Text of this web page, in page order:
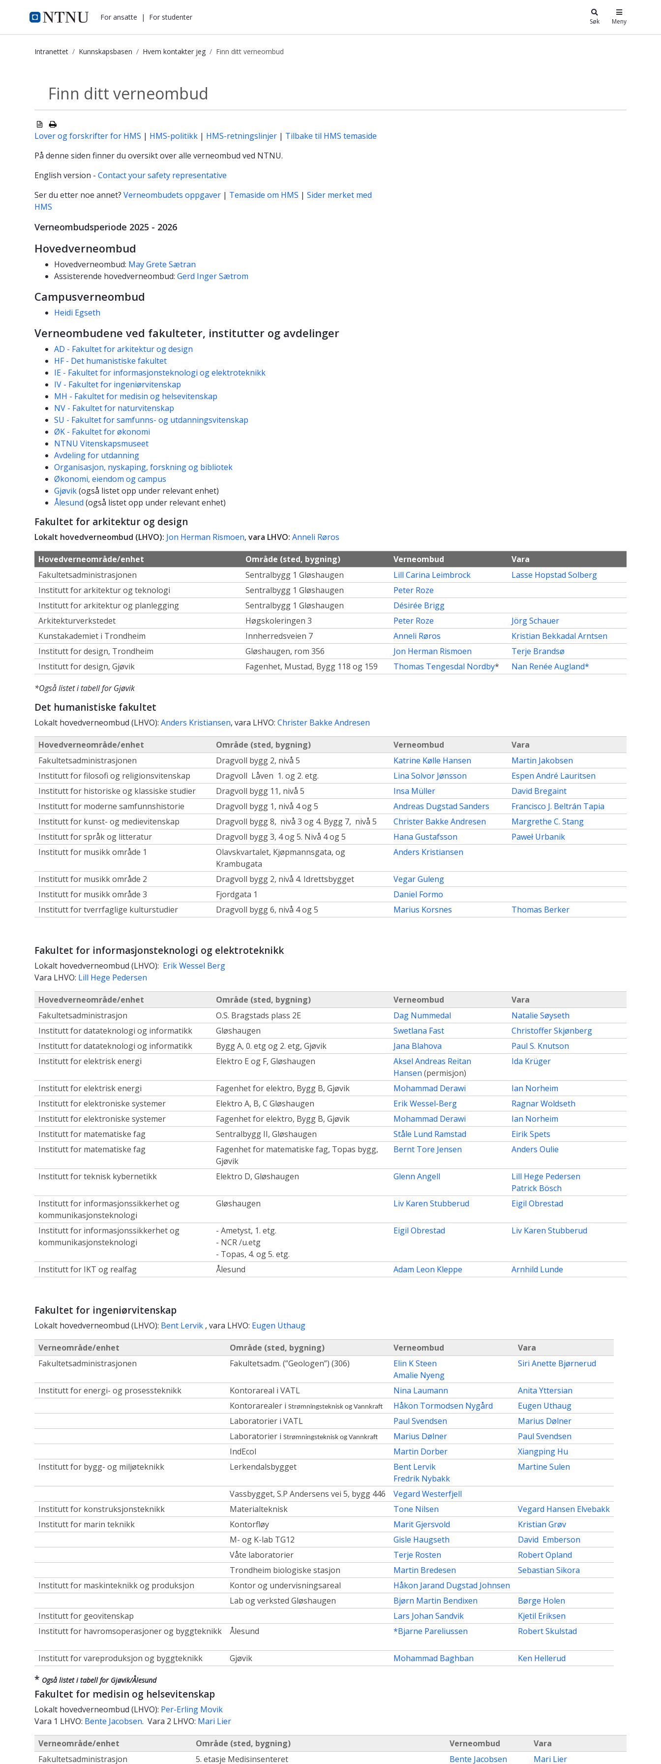
i.ntnu.no For ansatte | For studenter Søk Meny
Intranettet Kunnskapsbasen Hvem kontakter jeg Finn ditt verneombud
Hvem kontakter jeg
Finn ditt verneombud
Lover og forskrifter for HMS | HMS-politikk | HMS-retningslinjer | Tilbake til HMS temaside
På denne siden finner du oversikt over alle verneombud ved NTNU.
English version - Contact your safety representative
Ser du etter noe annet? Verneombudets oppgaver | Temaside om HMS | Sider merket med
HMS
Verneombudsperiode 2025 - 2026
Hovedverneombud
Hovedverneombud: May Grete Sætran
Assisterende hovedverneombud: Gerd Inger Sætrom
Campusverneombud
Heidi Egseth
Verneombudene ved fakulteter, institutter og avdelinger
AD - Fakultet for arkitektur og design
HF - Det humanistiske fakultet
IE - Fakultet for informasjonsteknologi og elektroteknikk
IV - Fakultet for ingeniørvitenskap
MH - Fakultet for medisin og helsevitenskap
NV - Fakultet for naturvitenskap
SU - Fakultet for samfunns- og utdanningsvitenskap
ØK - Fakultet for økonomi
NTNU Vitenskapsmuseet
Avdeling for utdanning
Organisasjon, nyskaping, forskning og bibliotek
Økonomi, eiendom og campus
Gjøvik(også listet opp under relevant enhet)
Ålesund (også listet opp under relevant enhet)
Fakultet for arkitektur og design
Lokalt hovedverneombud (LHVO): Jon Herman Rismoen, vara LHVO: Anneli Røros
Hovedverneområde/enhet Område (sted, bygning) Verneombud
Vara
Fakultetsadministrasjonen
Sentralbygg 1 Gløshaugen Lill Carina Leimbrock
Lasse Hopstad Solberg
Institutt for arkitektur og teknologi
Sentralbygg 1 Gløshaugen
Peter Roze
Institutt for arkitektur og planlegging
Sentralbygg 1 Gløshaugen
Désirée Brigg
Arkitekturverkstedet
Høgskoleringen 3 Peter Roze
Jörg Schauer
Kunstakademiet i Trondheim
Innherredsveien 7 Anneli Røros
Kristian Bekkadal Arntsen
Institutt for design, Trondheim
Gløshaugen, rom 356 Jon Herman Rismoen
Terje Brandsø
Institutt for design, Gjøvik
Fagenhet, Mustad, Bygg 118 og 159 Thomas Tengesdal Nordby*
Nan Renée Augland*
*Også listet i tabell for Gjøvik
Det humanistiske fakultet
Lokalt hovedverneombud (LHVO): Anders Kristiansen, vara LHVO: Christer Bakke Andresen
Hovedverneområde/enhet Område (sted, bygning) Verneombud
Vara
Fakultetsadministrasjonen
Dragvoll bygg 2, nivå 5 Katrine Kølle Hansen
Martin Jakobsen
Institutt for filosofi og religionsvitenskap
Dragvoll Låven 1. og 2. etg. Lina Solvor Jønsson
Espen André Lauritsen
Institutt for historiske og klassiske studier
Dragvoll bygg 11, nivå 5 Insa Müller
David Bregaint
Institutt for moderne samfunnshistorie
Dragvoll bygg 1, nivå 4 og 5 Andreas Dugstad Sanders
Francisco J. Beltrán Tapia
Institutt for kunst- og medievitenskap
Dragvoll bygg 8, nivå 3 og 4. Bygg 7, nivå 5 Christer Bakke Andresen
Margrethe C. Stang
Institutt for språk og litteratur
Dragvoll bygg 3, 4 og 5. Nivå 4 og 5 Hana Gustafsson
Paweł Urbanik
Institutt for musikk område 1
Olavskvartalet, Kjøpmannsgata, og
Krambugata
Anders Kristiansen
Institutt for musikk område 2 Dragvoll bygg 2, nivå 4. Idrettsbygget
Vegar Guleng
Institutt for musikk område 3
Fjordgata 1
Daniel Formo
Institutt for tverrfaglige kulturstudier
Dragvoll bygg 6, nivå 4 og 5 Marius Korsnes Thomas Berker
Fakultet for informasjonsteknologi og elektroteknikk
Lokalt hovedverneombud (LHVO): Erik Wessel Berg
Vara LHVO: Lill Hege Pedersen
Hovedverneområde/enhet Område (sted, bygning) Verneombud
Vara
Fakultetsadministrasjon
O.S. Bragstads plass 2E Dag Nummedal
Natalie Søyseth
Institutt for datateknologi og informatikk
Gløshaugen Swetlana Fast
Christoffer Skjønberg
Institutt for datateknologi og informatikk
Bygg A, 0. etg og 2. etg, Gjøvik Jana Blahova
Paul S. Knutson
Institutt for elektrisk energi
Elektro E og F, Gløshaugen
Aksel Andreas Reitan
Hansen (permisjon)
Ida Krüger
Institutt for elektrisk energi Fagenhet for elektro, Bygg B, Gjøvik Mohammad Derawi
Ian Norheim
Institutt for elektroniske systemer
Elektro A, B, C Gløshaugen Erik Wessel-Berg
Ragnar Woldseth
Institutt for elektroniske systemer
Fagenhet for elektro, Bygg B, Gjøvik Mohammad Derawi
Ian Norheim
Institutt for matematiske fag
Sentralbygg II, Gløshaugen Ståle Lund Ramstad
Eirik Spets
Institutt for matematiske fag
Fagenhet for matematiske fag, Topas bygg,
Gjøvik
Bernt Tore Jensen Anders Oulie
Institutt for teknisk kybernetikk Elektro D, Gløshaugen Glenn Angell
Lill Hege Pedersen
Patrick Bösch
Institutt for informasjonssikkerhet og
kommunikasjonsteknologi
Gløshaugen Liv Karen Stubberud Eigil Obrestad
Institutt for informasjonssikkerhet og
kommunikasjonsteknologi
- Ametyst, 1. etg.
- NCR /u.etg
- Topas, 4. og 5. etg.
Eigil Obrestad Liv Karen Stubberud
Institutt for IKT og realfag Ålesund Adam Leon Kleppe Arnhild Lunde
Fakultet for ingeniørvitenskap
Lokalt hovedverneombud (LHVO): Bent Lervik , vara LHVO: Eugen Uthaug
Verneområde/enhet Område (sted, bygning) Verneombud
Vara
Fakultetsadministrasjonen
Fakultetsadm. (”Geologen”) (306)
Elin K Steen
Amalie Nyeng
Siri Anette Bjørnerud
Institutt for energi- og prosessteknikk Kontorareal i VATL Nina Laumann
Anita Yttersian
Kontorarealer i Strømningsteknisk og Vannkraft Håkon Tormodsen Nygård
Eugen Uthaug
Laboratorier i VATL
Paul Svendsen
Marius Dølner
Laboratorier i Strømningsteknisk og Vannkraft Marius Dølner
Paul Svendsen
IndEcol
Martin Dorber
Xiangping Hu
Institutt for bygg- og miljøteknikk
Lerkendalsbygget
Bent Lervik
Fredrik Nybakk
Martine Sulen
Vassbygget, S.P Andersens vei 5, bygg 446
Vegard Westerfjell
Institutt for konstruksjonsteknikk
Materialteknisk Tone Nilsen
Vegard Hansen Elvebakk
Institutt for marin teknikk
Kontorfløy Marit Gjersvold
Kristian Grøv
M- og K-lab TG12
Gisle Haugseth
David Emberson
Våte laboratorier
Terje Rosten
Robert Opland
Trondheim biologiske stasjon
Martin Bredesen
Sebastian Sikora
Institutt for maskinteknikk og produksjon
Kontor og undervisningsareal
Håkon Jarand Dugstad Johnsen
Lab og verksted Gløshaugen
Bjørn Martin Bendixen
Børge Holen
Institutt for geovitenskap
Lars Johan Sandvik
Kjetil Eriksen
Institutt for havromsoperasjoner og byggteknikk
Ålesund *Bjarne Pareliussen Robert Skulstad
Institutt for vareproduksjon og byggteknikk Gjøvik Mohammad Baghban Ken Hellerud
* Også listet i tabell for Gjøvik/Ålesund
Fakultet for medisin og helsevitenskap
Lokalt hovedverneombud (LHVO): Per-Erling Movik
Vara 1 LHVO: Bente Jacobsen. Vara 2 LHVO: Mari Lier
Verneområde/enhet Område (sted, bygning) Verneombud
Vara
Fakultetsadministrasjon
5. etasje Medisinsenteret Bente Jacobsen Mari Lier